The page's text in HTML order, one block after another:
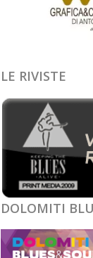
LE RIVISTE
DOLOMITI